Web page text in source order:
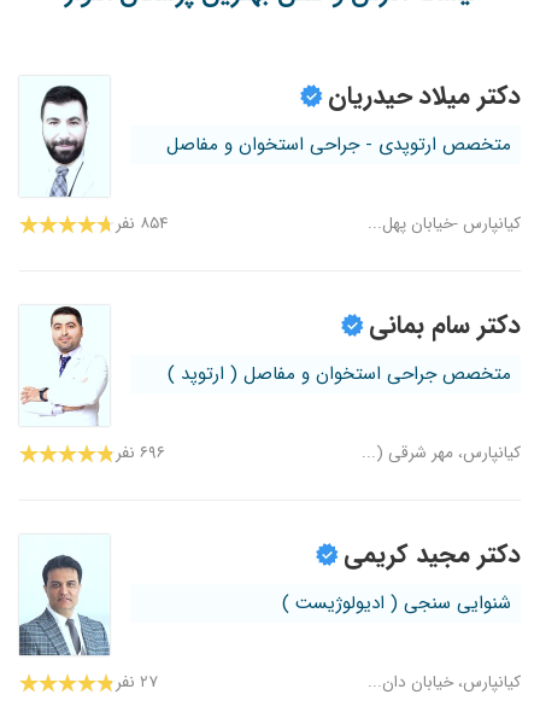
دکتر میلاد حیدریان
متخصص ارتوپدی - جراحی استخوان و مفاصل
کیانپارس -خیابان پهل... ۸۵۴ نفر
دکتر سام بمانی
متخصص جراحی استخوان و مفاصل ( ارتوپد )
کیانپارس، مهر شرقی (... ۶۹۶ نفر
دکتر مجید کریمی
شنوایی سنجی ( ادیولوژیست )
کیانپارس، خیابان دان... ۲۷ نفر